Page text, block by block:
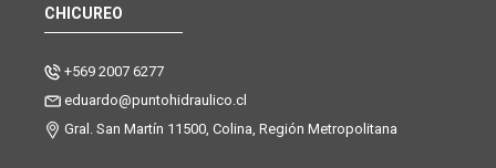
CHICUREO
+569 2007 6277
eduardo@puntohidraulico.cl
Gral. San Martín 11500, Colina, Región Metropolitana